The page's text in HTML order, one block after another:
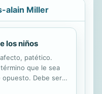
alain Miller
los niños
patético.
que le sea
opuesto. Debe ser